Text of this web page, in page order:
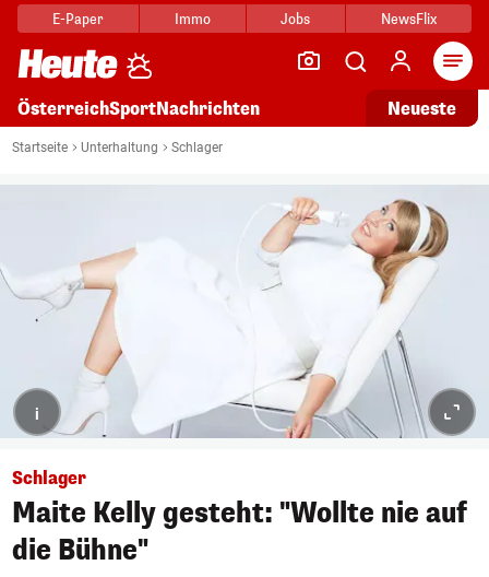
E-Paper Immo Jobs NewsFlix
ÖsterreichSportNachrichten Neueste
Startseite Unterhaltung Schlager
i
Schlager
Maite Kelly gesteht: "Wollte nie auf
die Bühne"